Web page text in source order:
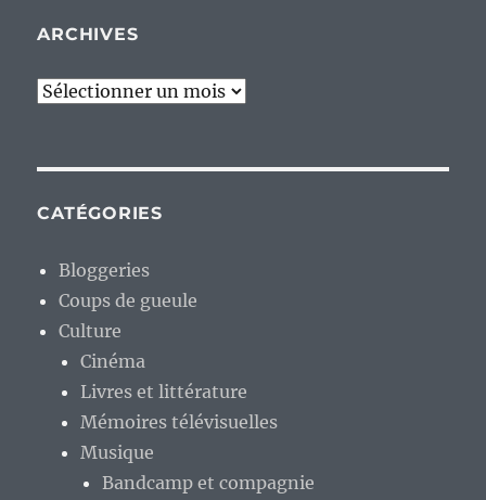
ARCHIVES
Archives
CATÉGORIES
Bloggeries
Coups de gueule
Culture
Cinéma
Livres et littérature
Mémoires télévisuelles
Musique
Bandcamp et compagnie